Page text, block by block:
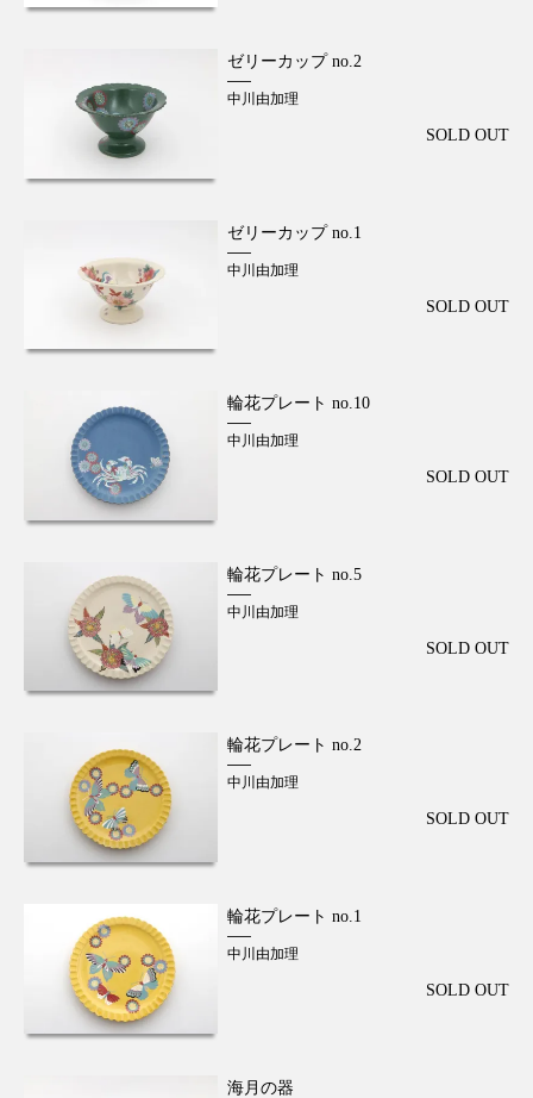
ゼリーカップ no.2
中川由加理
SOLD OUT
ゼリーカップ no.1
中川由加理
SOLD OUT
輪花プレート no.10
中川由加理
SOLD OUT
輪花プレート no.5
中川由加理
SOLD OUT
輪花プレート no.2
中川由加理
SOLD OUT
輪花プレート no.1
中川由加理
SOLD OUT
海月の器